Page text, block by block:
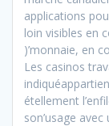
applications
loin visibles en
)’monnaie, en
Les casinos
étellement
son’usage avec